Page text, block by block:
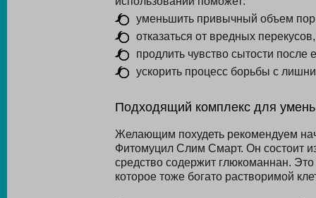
уменьшить привычный объем
отказаться от вредных перекусов,
продлить чувство сытости после
ускорить процесс борьбы с
Подходящий комплекс для
Желающим похудеть рекомендуем
Фитомуцил Слим Смарт. Он состоит
средство содержит глюкоманнан.
которое тоже богато растворимой